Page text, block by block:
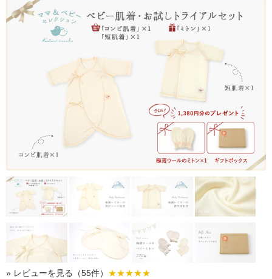
» レビューを見る（55件） ★★★★★